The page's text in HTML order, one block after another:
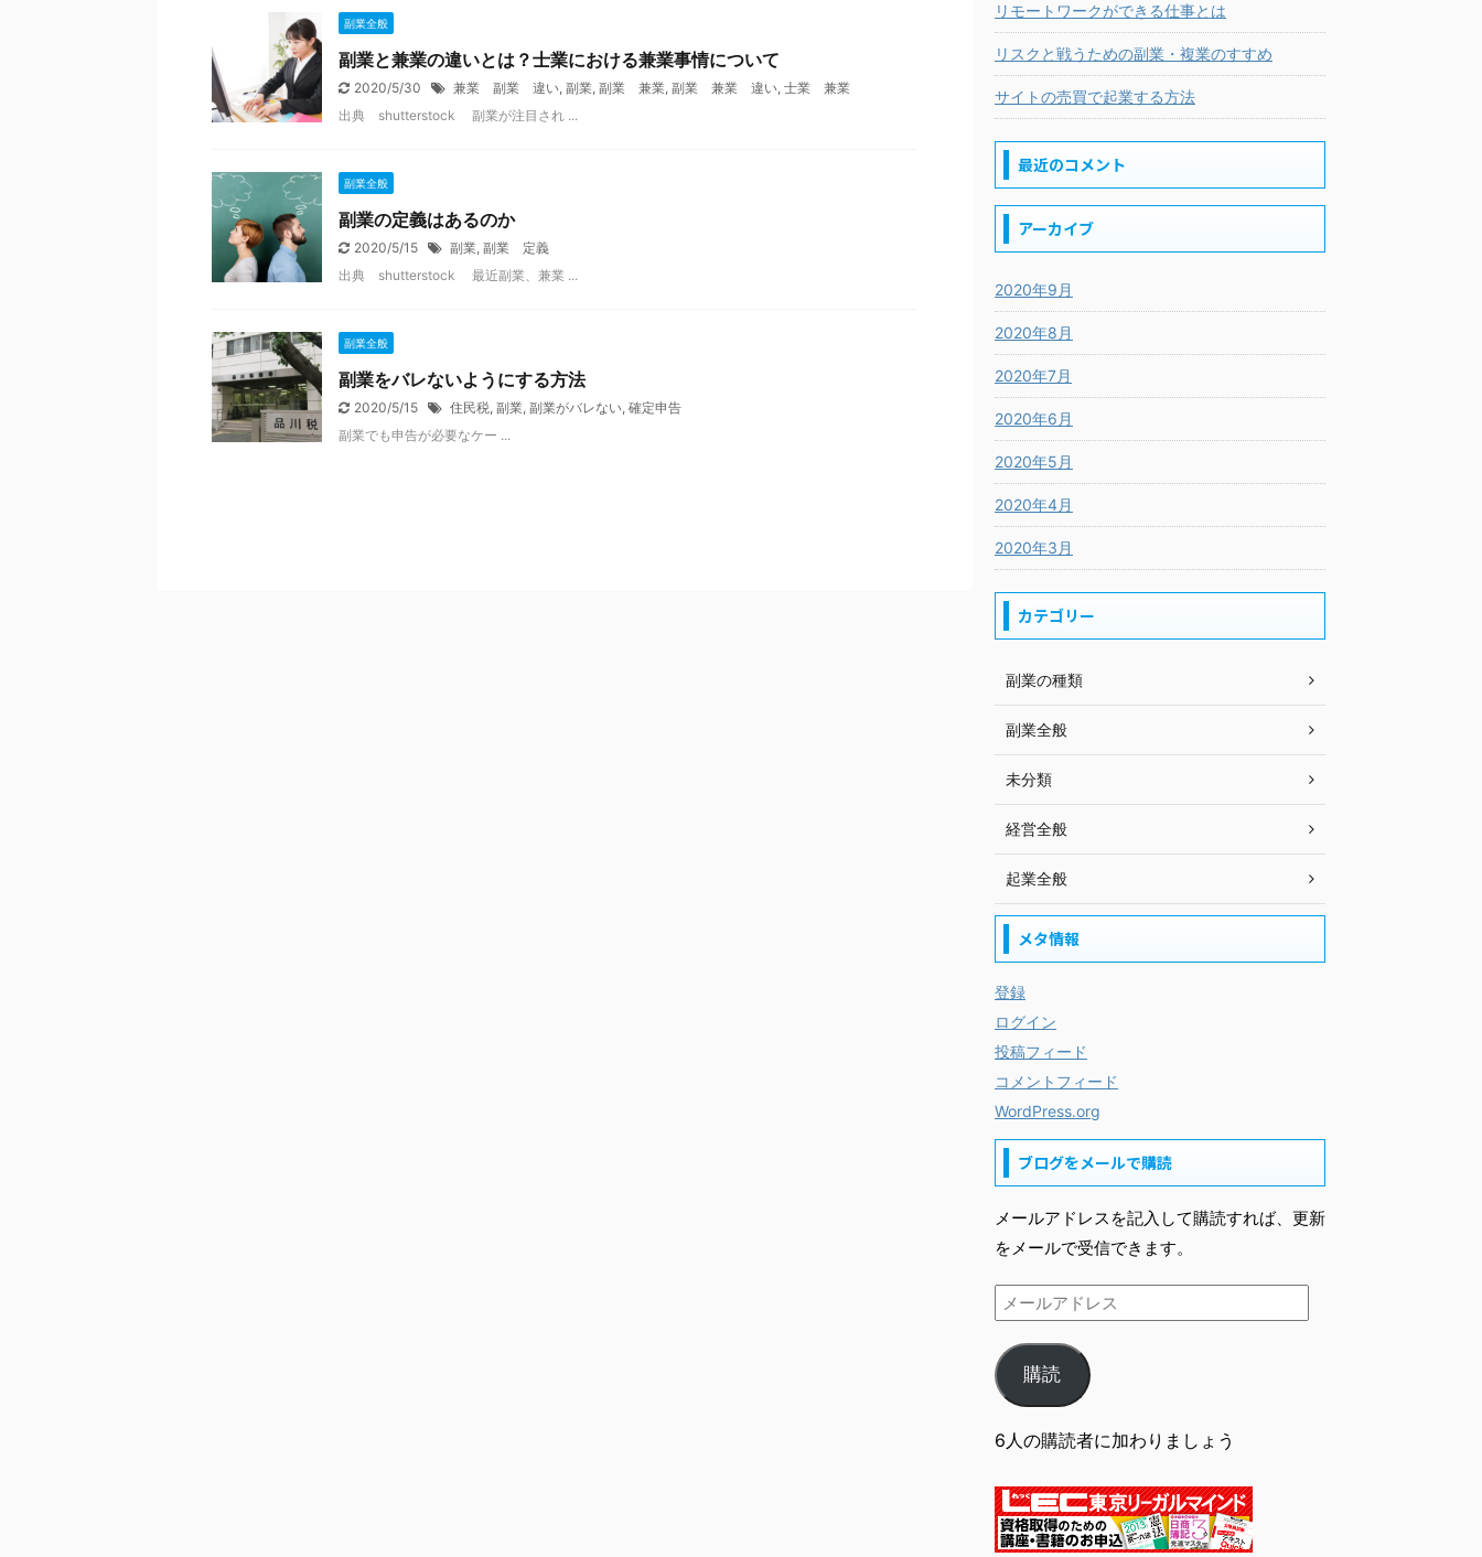
副業全般
副業と兼業の違いとは？士業における兼業事情について
2020/5/30 兼業 副業 違い 副業 副業 兼業 副業 兼業 違い 士業 兼業
出典 shutterstock 副業が注目され ...
副業全般
副業の定義はあるのか
2020/5/15 副業 副業 定義
出典 shutterstock 最近副業、兼業 ...
副業全般
副業をバレないようにする方法
2020/5/15 住民税 副業 副業がバレない 確定申告
副業でも申告が必要なケー ...
リモートワークができる仕事とは
リスクと戦うための副業・複業のすすめ
サイトの売買で起業する方法
最近のコメント
アーカイブ
2020年9月
2020年8月
2020年7月
2020年6月
2020年5月
2020年4月
2020年3月
カテゴリー
副業の種類
副業全般
未分類
経営全般
起業全般
メタ情報
登録
ログイン
投稿フィード
コメントフィード
WordPress.org
ブログをメールで購読
メールアドレスを記入して購読すれば、更新
をメールで受信できます。
購読
6人の購読者に加わりましょう